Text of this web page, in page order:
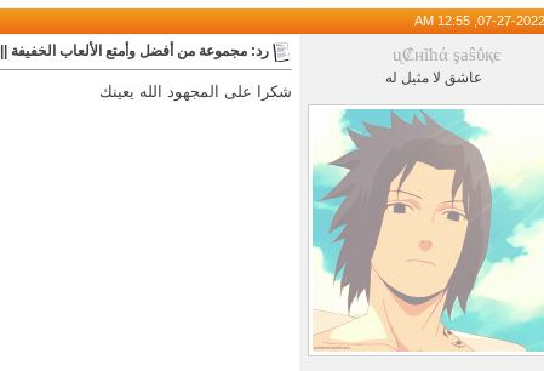
ᶙ₡нĩhά şaŝΰқє
عاشق لا مثيل له
رد: مجموعة من أفضل وأمتع الألعاب الخفيفة || Mini Games Collection
شكرا على المجهود الله يعينك